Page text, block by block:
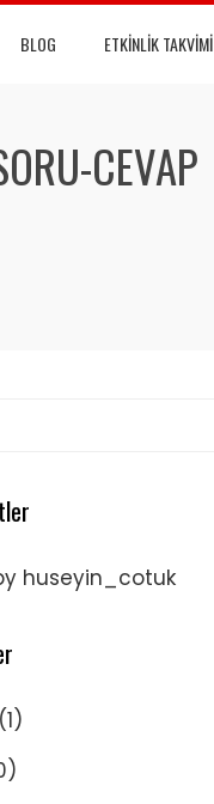
BLOG ETKINLIK TAKVIMI
CEVAP
huseyin_cotuk
(1)